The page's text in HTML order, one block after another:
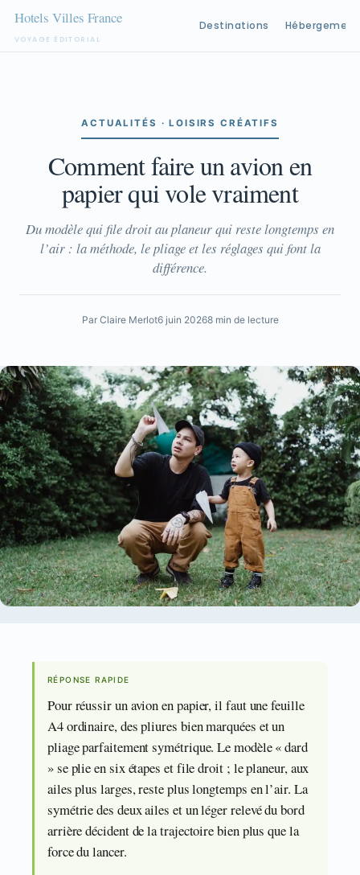
VOYAGE ÉDITORIAL
Destinations Hébergement
ACTUALITÉS · LOISIRS CRÉATIFS
Comment faire un avion en
papier qui vole vraiment
Du modèle qui file droit au planeur qui reste longtemps en
l’air : la méthode, le pliage et les réglages qui font la
différence.
Par Claire Merlot6 juin 20268 min de lecture
RÉPONSE RAPIDE
Pour réussir un avion en papier, il faut une feuille
A4 ordinaire, des pliures bien marquées et un
pliage parfaitement symétrique. Le modèle « dard
» se plie en six étapes et file droit ; le planeur, aux
ailes plus larges, reste plus longtemps en l’air. La
symétrie des deux ailes et un léger relevé du bord
arrière décident de la trajectoire bien plus que la
force du lancer.